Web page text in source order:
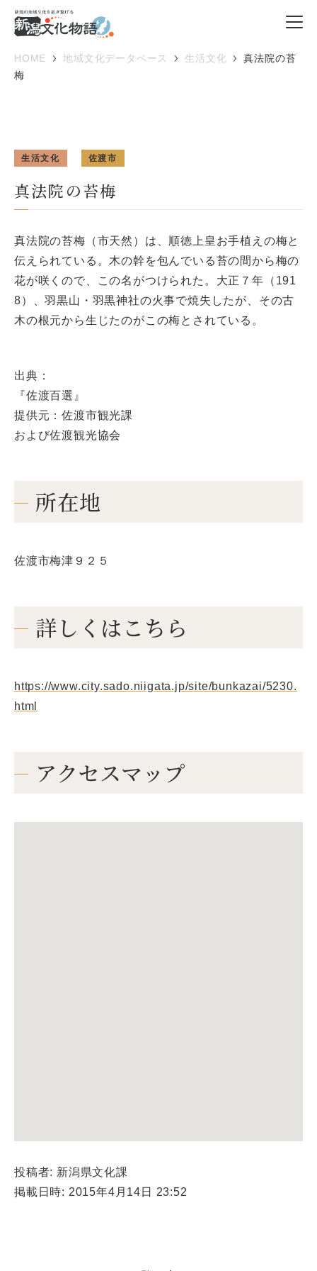
HOME 地域文化データベース 生活文化
真法院の苔
梅
生活文化 佐渡市
真法院の苔梅
真法院の苔梅（市天然）は、順徳上皇お手植えの梅と
伝えられている。木の幹を包んでいる苔の間から梅の
花が咲くので、この名がつけられた。大正７年（191
8）、羽黒山・羽黒神社の火事で焼失したが、その古
木の根元から生じたのがこの梅とされている。
出典：
『佐渡百選』
提供元：佐渡市観光課
および佐渡観光協会
所在地
佐渡市梅津９２５
詳しくはこちら
https://www.city.sado.niigata.jp/site/bunkazai/5230.
html
アクセスマップ
投稿者: 新潟県文化課
掲載日時: 2015年4月14日 23:52